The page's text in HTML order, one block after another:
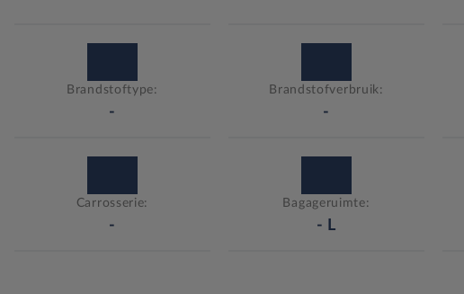
Brandstoftype:
-
Brandstofverbruik:
-
Carrosserie:
-
Bagageruimte:
- L